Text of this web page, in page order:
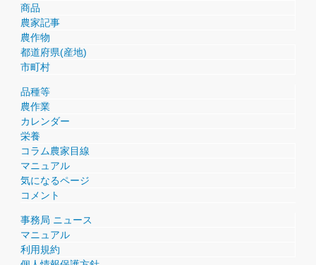
商品
農家記事
農作物
都道府県(産地)
市町村
品種等
農作業
カレンダー
栄養
コラム農家目線
マニュアル
気になるページ
コメント
事務局 ニュース
マニュアル
利用規約